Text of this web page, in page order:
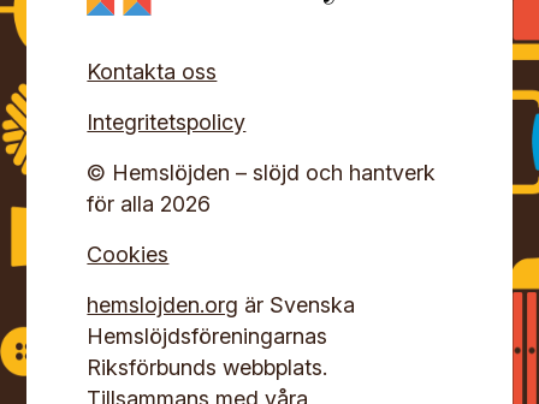
Kontakta oss
Integritetspolicy
© Hemslöjden – slöjd och hantverk
för alla 2026
Cookies
hemslojden.org är Svenska
Hemslöjdsföreningarnas
Riksförbunds webbplats.
Tillsammans med våra